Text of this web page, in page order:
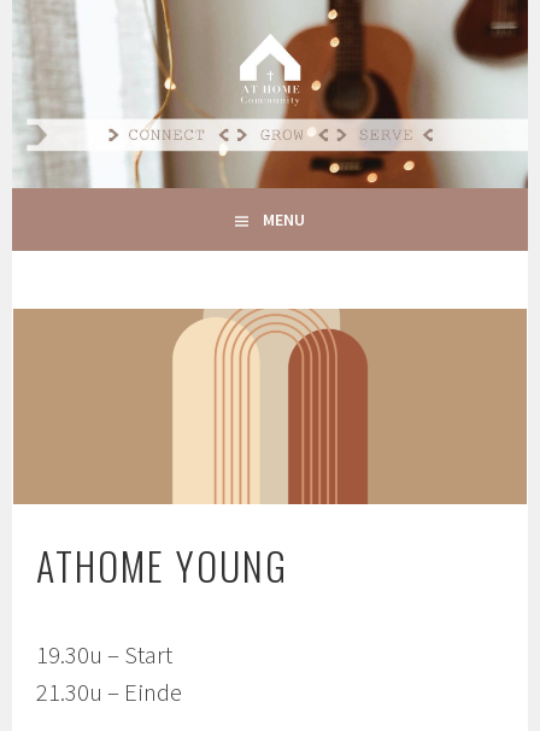
Spring
inhoud
AT HOME COMMUNITY
CONNECT GROW SERVE
MENU
ATHOME YOUNG
19.30u – Start
21.30u – Einde